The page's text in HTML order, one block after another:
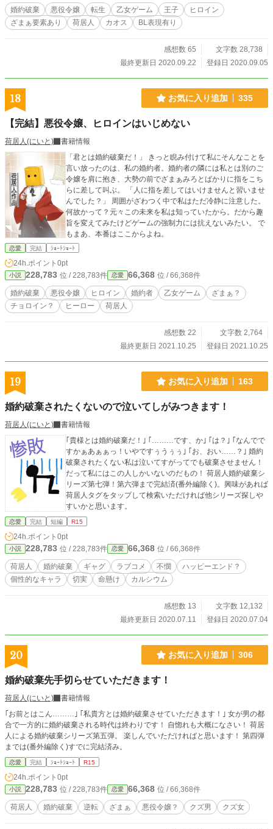
荷居人の婚約破棄シリーズついに第十弾！ 今回のヒロインは悪役令嬢の味
方！？しかし、このヒロインちょっとやばめ……危険香るヒロインと本来なら悪
役令嬢になっていた繊細な転生令嬢による王子と王子側近たちの断罪物語。 一
婚約破棄 悪役令嬢 転生 乙女ゲーム 王子
ヒロイン
ざまぁ要素あり
荷居人 カオス BL表現有り
感想数 65
文字数 28,738
最終更新日 2020.09.22
登録日 2020.09.05
18 お気に入り追加 335
【完結】悪役令嬢、ヒロインはいじめない
荷居人(にいと)
書籍情報
「君とは婚約破棄だ！」 きっと睨み付けて私にそんなことを
言い放ったのは、私の婚約者。婚約者の隣には私とは別のご
令嬢を肩に抱き、大勢の前でざまぁみろとばかりに指をこち
らに差して叫ぶ。 「人に指を差してはいけませんと習いませ
んでした？」 周囲がざわつく中で私はただ冷静に注意した。
何故かって？元々この未来を私は知っていたから。だから趣
旨を変えてみたけどゲームの強制力には抗えないみたい。 で
もまあ、本番はここからよね。
恋愛 完結 ｼｮｰﾄｼｮｰﾄ
24h.ポイント 0pt
小説 228,783 位 / 228,783件 恋愛 66,368 位 / 66,368件
婚約破棄 悪役令嬢 ヒロイン 婚約者 乙女ゲーム
ざまぁ？
チョロイン？
ヒーロー 荷居人
感想数 22
文字数 2,764
最終更新日 2021.10.25
登録日 2021.10.25
19 お気に入り追加 163
婚約破棄されたくないので泣いてしがみつきます！
荷居人(にいと)
書籍情報
｢貴様とは婚約破棄だ！｣ ｢………です、か｣ ｢は？｣ ｢なんでで
すかぁあぁぁっ！いやですぅうぅぅ｣ ｢お、おい……？｣ 婚約
破棄されたくない私は泣いてすがってでも破棄させません！
だって私にはこの人しかいないのだもの！ 荷居人婚約破棄シ
リーズ第七弾！第六弾まで完結済(番外編除く)。興味があれば
荷居人タグをタップして検索いただければ他シリーズ探しや
すいかと思います。
恋愛 完結 短編 R15
24h.ポイント 0pt
小説 228,783 位 / 228,783件 恋愛 66,368 位 / 66,368件
荷居人 婚約破棄 ギャグ ラブコメ 不憫
ハッピーエンド？
個性的なキャラ
切実 命懸け カルシウム
感想数 13
文字数 12,132
最終更新日 2020.07.11
登録日 2020.07.04
20 お気に入り追加 306
婚約破棄先手切らせていただきます！
荷居人(にいと)
書籍情報
｢お前とはこん………｣ ｢私貴方とは婚約破棄させていただきます！｣ 女が男の都
合で一方的に婚約破棄される時代は終わりです！ 自惚れも大概になさい！ 荷居
人による婚約破棄シリーズ第五弾。 楽しんでいただければと思います！ 第四弾
までは(番外編除く)すでに完結済み。
恋愛 完結 ｼｮｰﾄｼｮｰﾄ R15
24h.ポイント 0pt
小説 228,783 位 / 228,783件 恋愛 66,368 位 / 66,368件
荷居人 婚約破棄 逆転 ざまぁ 悪役令嬢？ クズ男 クズ女